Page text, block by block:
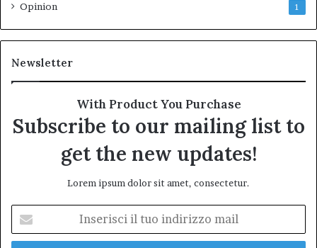
Opinion 1
Newsletter
With Product You Purchase
Subscribe to our mailing list to
get the new updates!
Lorem ipsum dolor sit amet, consectetur.
tuo